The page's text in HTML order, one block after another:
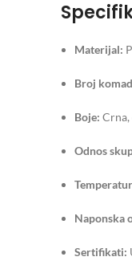
Materijal:
Broj
Boje: Crna,
Odnos
Naponska
Sertifikati: